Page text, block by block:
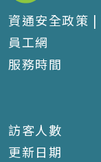
資通安全政策 |
員工網
服務時間
訪客人數
更新日期